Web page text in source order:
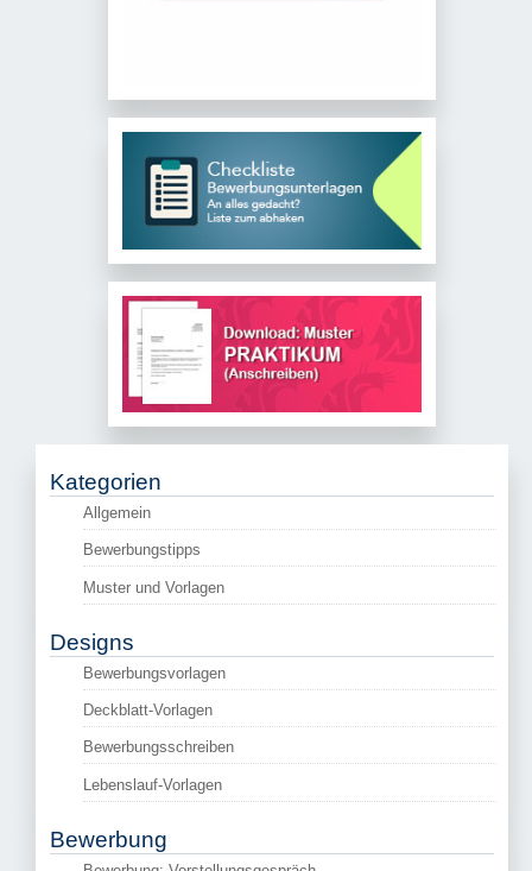
Kategorien
Allgemein
Bewerbungstipps
Muster und Vorlagen
Designs
Bewerbungsvorlagen
Deckblatt-Vorlagen
Bewerbungsschreiben
Lebenslauf-Vorlagen
Bewerbung